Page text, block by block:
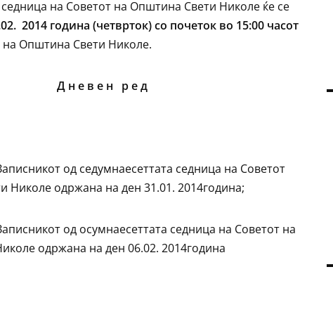
седница на Советот на Општина Свети Николе ќе се
2014 година (четврток) со почеток во 15:00 часот
на Општина Свети Николе.
Д н е в е н р е д
од седумнаесеттата седница на Советот
Николе одржана на ден 31.01. 2014година;
од осумнаесеттата седница на Советот на
одржана на ден 06.02. 2014година